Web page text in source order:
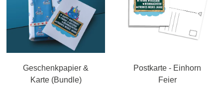
Geschenkpapier &
Karte (Bundle)
Postkarte - Einhorn
Feier